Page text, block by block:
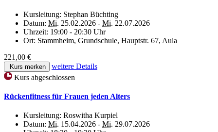
Kursleitung: Stephan Büchting
Datum: Mi. 25.02.2026 - Mi. 22.07.2026
Uhrzeit: 19:00 - 20:30 Uhr
Ort: Stammheim, Grundschule, Hauptstr. 67, Aula
221,00 €
Kurs merken
weitere Details
Kurs abgeschlossen
Rückenfitness für Frauen jeden Alters
Kursleitung: Roswitha Kurpiel
Datum: Mi. 15.04.2026 - Mi. 29.07.2026